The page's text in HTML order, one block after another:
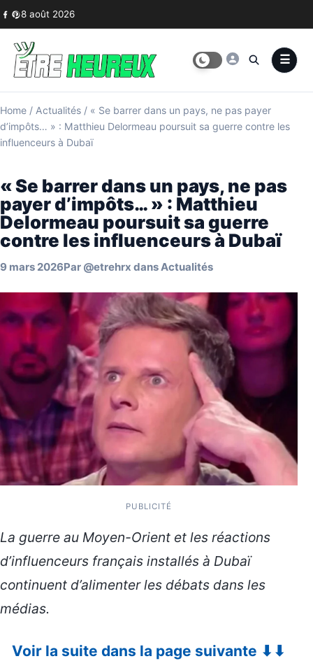
Skip to content
8 août 2026
Home / Actualités / « Se barrer dans un pays, ne pas payer
d’impôts… » : Matthieu Delormeau poursuit sa guerre contre les
influenceurs à Dubaï
« Se barrer dans un pays, ne pas
payer d’impôts… » : Matthieu
Delormeau poursuit sa guerre
contre les influenceurs à Dubaï
9 mars 2026Par @etrehrx dansActualités
PUBLICITÉ
La guerre au Moyen-Orient et les réactions
d’influenceurs français installés à Dubaï
continuent d’alimenter les débats dans les
médias.
Voir la suite dans la page suivante ⬇⬇